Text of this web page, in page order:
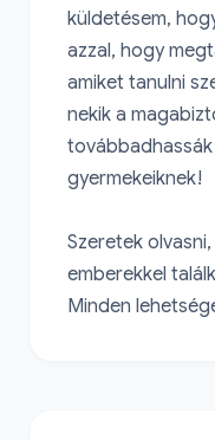
küldetésem,
azzal, hogy
amiket tanulni
nekik a
gyermekeiknek!
Szeretek
emberekkel
Minden